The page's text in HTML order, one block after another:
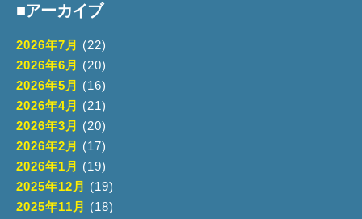
■アーカイブ
2026年7月
(22)
2026年6月
(20)
2026年5月
(16)
2026年4月
(21)
2026年3月
(20)
2026年2月
(17)
2026年1月
(19)
2025年12月
(19)
2025年11月
(18)